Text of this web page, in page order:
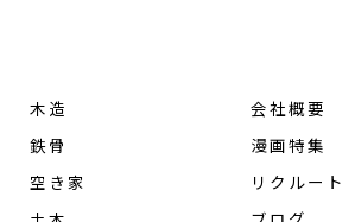
木造
鉄骨
空き家
会社概要
漫画特集
リクルート